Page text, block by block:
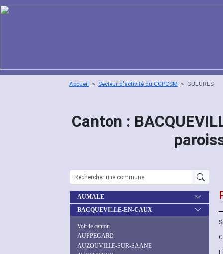
Accueil Secteur d'activité du CGPCSM GUEURES
Canton :
AUMALE
BACQUEVILLE-EN-CAUX
Voir le canton
AUPPEGARD
AUZOUVILLE-SUR-SAANE